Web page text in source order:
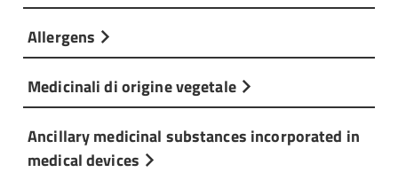
Allergens
Medicinali di origine vegetale
Ancillary medicinal substances incorporated in
medical devices